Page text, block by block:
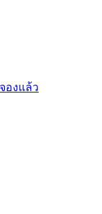
องแล้ว